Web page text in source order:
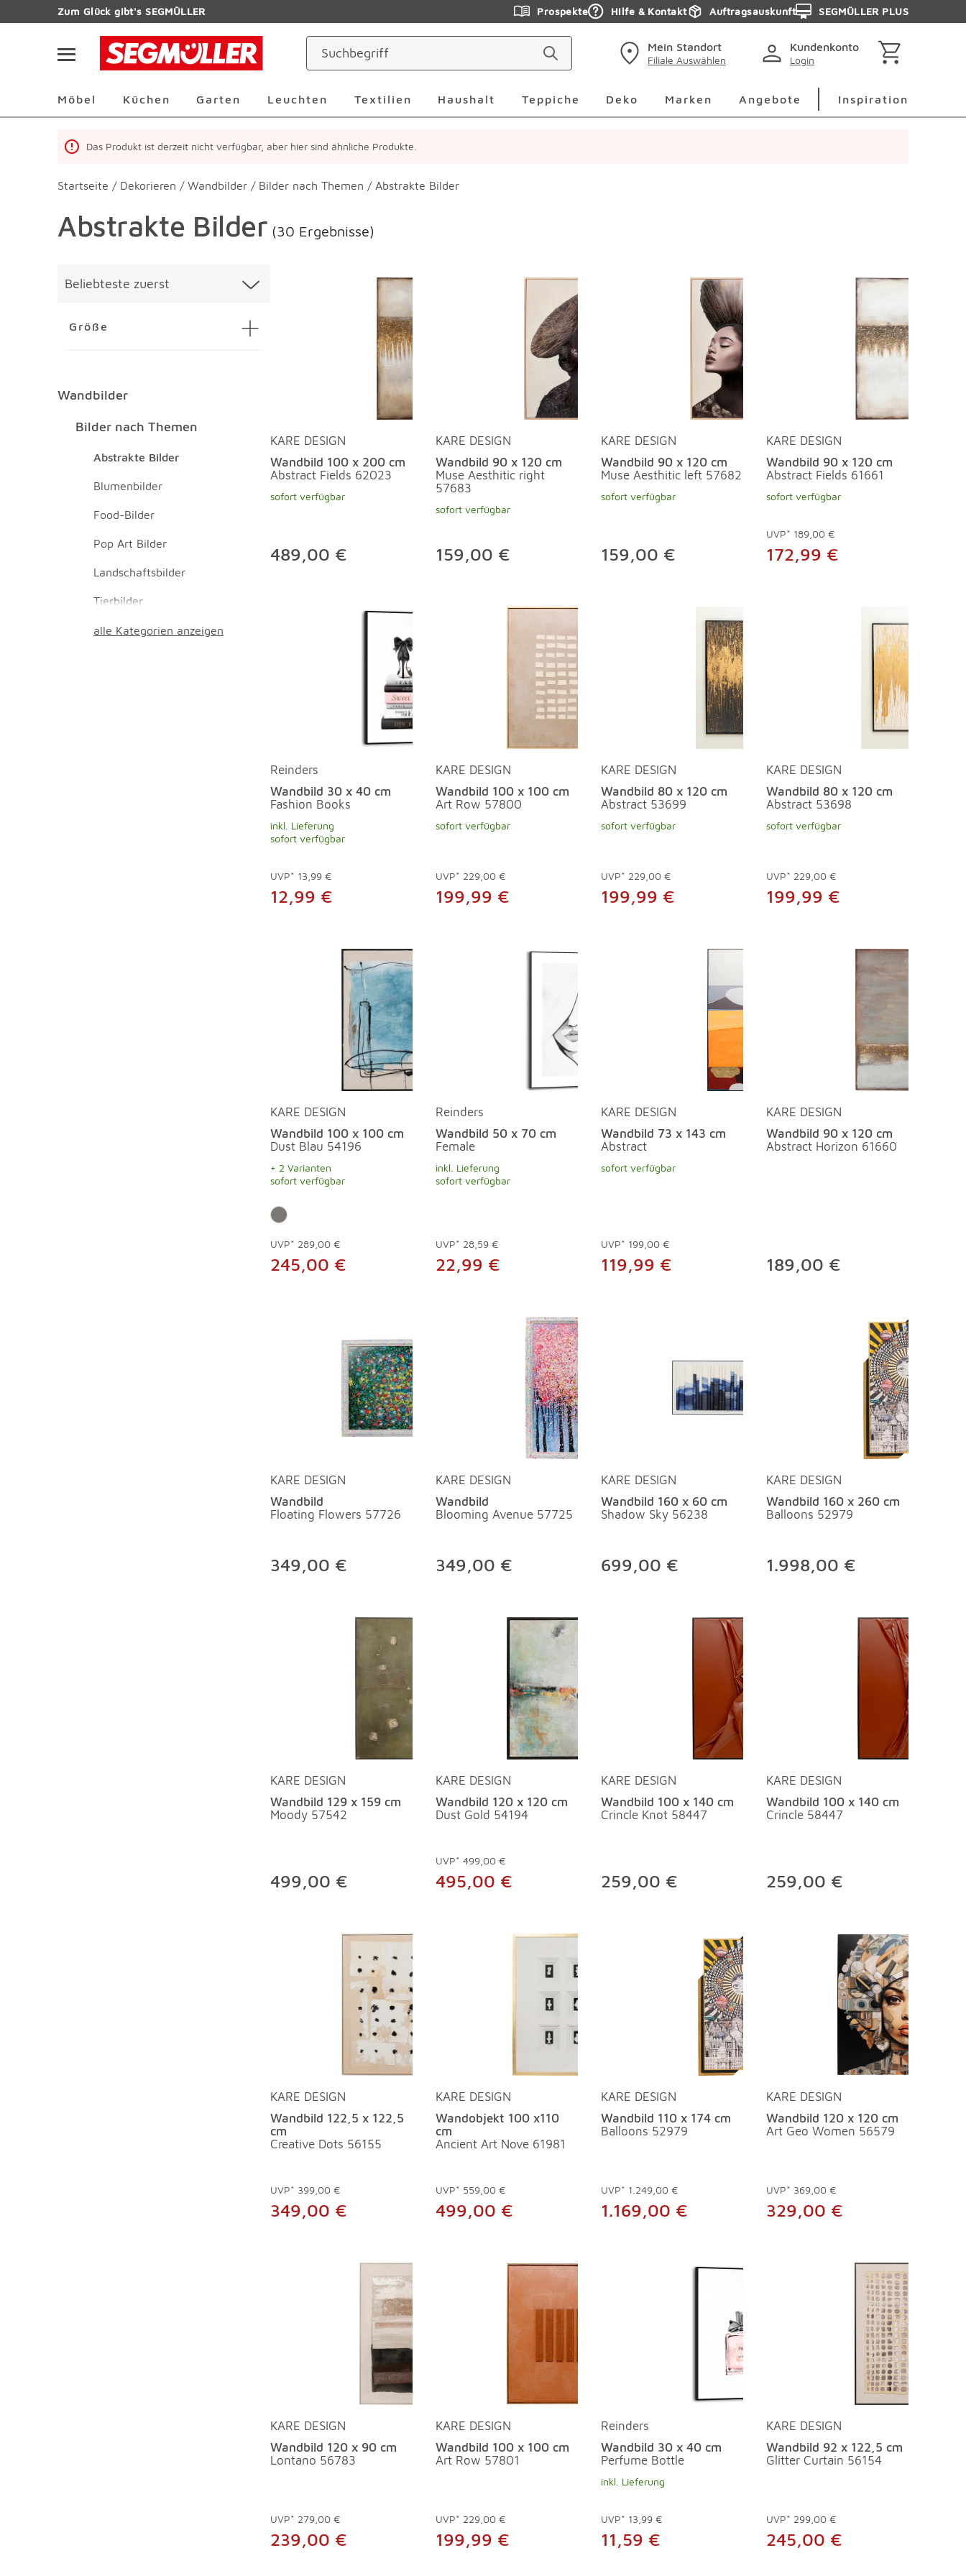
Zum HauptinhaltZum Glück gibt's SEGMÜLLER Prospekte Hilfe & Kontakt Auftragsauskunft SEGMÜLLER PLUS
Mein Standort
Filiale Auswählen
Kundenkonto
Login
Möbel Küchen Garten Leuchten Textilien Haushalt Teppiche Deko Marken
Marken Überspringen
Angebote Inspiration
Das Produkt ist derzeit nicht verfügbar, aber hier sind ähnliche Produkte.
Startseite / Dekorieren / Wandbilder / Bilder nach Themen / Abstrakte Bilder
Abstrakte Bilder (30 Ergebnisse)
Beliebteste zuerst
Größe
Wandbilder Überspringen
Wandbilder
Bilder nach Themen Überspringen
Bilder nach Themen
Abstrakte Bilder
Blumenbilder
Food-Bilder
Pop Art Bilder
Landschaftsbilder
Tierbilder
alle Kategorien anzeigen
KARE DESIGN
Wandbild 100 x 200 cm
Abstract Fields 62023
sofort verfügbar
489,00 €
KARE DESIGN
Wandbild 90 x 120 cm
Muse Aesthitic right
57683
sofort verfügbar
159,00 €
KARE DESIGN
Wandbild 90 x 120 cm
Muse Aesthitic left 57682
sofort verfügbar
159,00 €
KARE DESIGN
Wandbild 90 x 120 cm
Abstract Fields 61661
sofort verfügbar
UVP* 189,00 €
172,99 €
Reinders
Wandbild 30 x 40 cm
Fashion Books
inkl. Lieferung
sofort verfügbar
UVP* 13,99 €
12,99 €
KARE DESIGN
Wandbild 100 x 100 cm
Art Row 57800
sofort verfügbar
UVP* 229,00 €
199,99 €
KARE DESIGN
Wandbild 80 x 120 cm
Abstract 53699
sofort verfügbar
UVP* 229,00 €
199,99 €
KARE DESIGN
Wandbild 80 x 120 cm
Abstract 53698
sofort verfügbar
UVP* 229,00 €
199,99 €
KARE DESIGN
Wandbild 100 x 100 cm
Dust Blau 54196
+ 2 Varianten
sofort verfügbar
UVP* 289,00 €
245,00 €
Reinders
Wandbild 50 x 70 cm
Female
inkl. Lieferung
sofort verfügbar
UVP* 28,59 €
22,99 €
KARE DESIGN
Wandbild 73 x 143 cm
Abstract
sofort verfügbar
UVP* 199,00 €
119,99 €
KARE DESIGN
Wandbild 90 x 120 cm
Abstract Horizon 61660
189,00 €
KARE DESIGN
Wandbild
Floating Flowers 57726
349,00 €
KARE DESIGN
Wandbild
Blooming Avenue 57725
349,00 €
KARE DESIGN
Wandbild 160 x 60 cm
Shadow Sky 56238
699,00 €
KARE DESIGN
Wandbild 160 x 260 cm
Balloons 52979
1.998,00 €
KARE DESIGN
Wandbild 129 x 159 cm
Moody 57542
499,00 €
KARE DESIGN
Wandbild 120 x 120 cm
Dust Gold 54194
UVP* 499,00 €
495,00 €
KARE DESIGN
Wandbild 100 x 140 cm
Crincle Knot 58447
259,00 €
KARE DESIGN
Wandbild 100 x 140 cm
Crincle 58447
259,00 €
KARE DESIGN
Wandbild 122,5 x 122,5
cm
Creative Dots 56155
UVP* 399,00 €
349,00 €
KARE DESIGN
Wandobjekt 100 x110
cm
Ancient Art Nove 61981
UVP* 559,00 €
499,00 €
KARE DESIGN
Wandbild 110 x 174 cm
Balloons 52979
UVP* 1.249,00 €
1.169,00 €
KARE DESIGN
Wandbild 120 x 120 cm
Art Geo Women 56579
UVP* 369,00 €
329,00 €
KARE DESIGN
Wandbild 120 x 90 cm
Lontano 56783
UVP* 279,00 €
239,00 €
KARE DESIGN
Wandbild 100 x 100 cm
Art Row 57801
UVP* 229,00 €
199,99 €
Reinders
Wandbild 30 x 40 cm
Perfume Bottle
inkl. Lieferung
UVP* 13,99 €
11,59 €
KARE DESIGN
Wandbild 92 x 122,5 cm
Glitter Curtain 56154
UVP* 299,00 €
245,00 €